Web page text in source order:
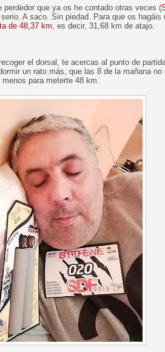
que ya os he contado otras veces (
A saco. Sin piedad. Para que os hagáis
de 48,37 km, es decir, 31,68 km de atajo.
el dorsal, te acercas al punto de
un rato más, que las 8 de la mañana no
para meterte 48 km.